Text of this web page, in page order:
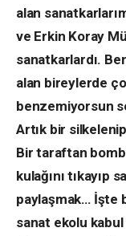
alan
ve Erkin Koray
sanatkarlardı.
alan bireylerde
benzemiyorsun
Artık bir
Bir taraftan
kulağını tıkayıp
paylaşmak… İşte
sanat ekolu